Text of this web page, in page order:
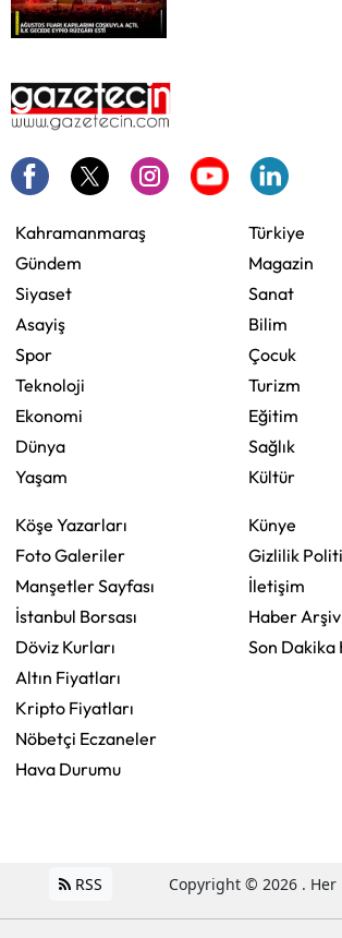
Kahramanmaraş
Gündem
Siyaset
Asayiş
Spor
Teknoloji
Ekonomi
Dünya
Yaşam
Türkiye
Magazin
Sanat
Bilim
Çocuk
Turizm
Eğitim
Sağlık
Kültür
Köşe Yazarları
Foto Galeriler
Manşetler Sayfası
İstanbul Borsası
Döviz Kurları
Altın Fiyatları
Kripto Fiyatları
Nöbetçi Eczaneler
Hava Durumu
Künye
Gizlilik
İletişim
Haber
Son
RSS Copyright © 2026 . Her